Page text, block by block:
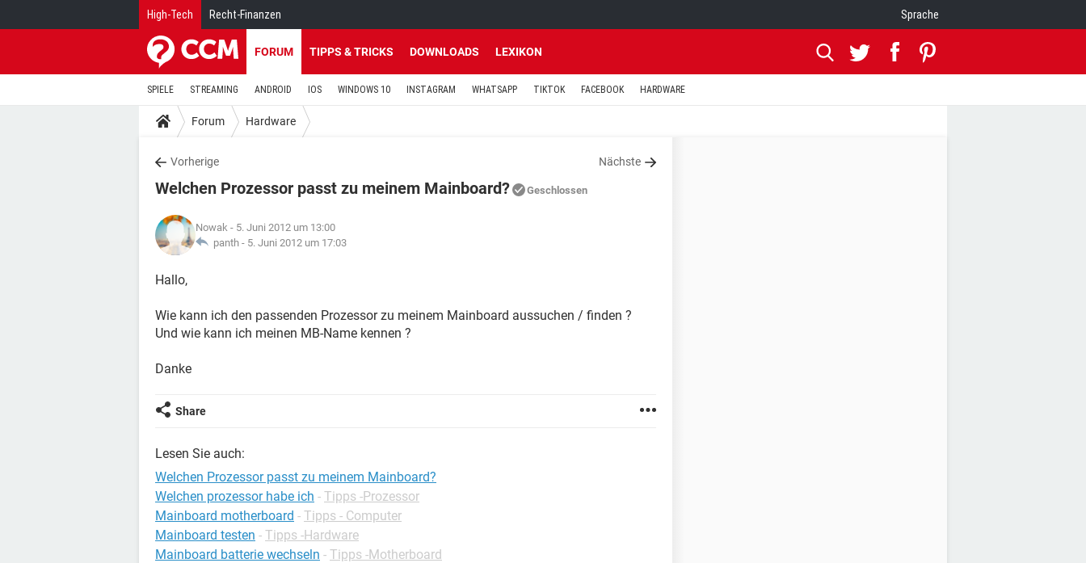
High-Tech Recht-Finanzen Sprache
FORUM TIPPS & TRICKS DOWNLOADS LEXIKON
SPIELE STREAMING ANDROID IOS WINDOWS 10 INSTAGRAM WHATSAPP TIKTOK FACEBOOK HARDWARE
Forum Hardware
Vorherige Nächste
Welchen Prozessor passt zu meinem Mainboard? Geschlossen
Nowak - 5. Juni 2012 um 13:00
panth - 5. Juni 2012 um 17:03
Hallo,
Wie kann ich den passenden Prozessor zu meinem Mainboard aussuchen / finden ?
Und wie kann ich meinen MB-Name kennen ?
Danke
Share
Lesen Sie auch:
Welchen Prozessor passt zu meinem Mainboard?
Welchen prozessor habe ich - Tipps -Prozessor
Mainboard motherboard - Tipps - Computer
Mainboard testen - Tipps -Hardware
Mainboard batterie wechseln - Tipps -Motherboard